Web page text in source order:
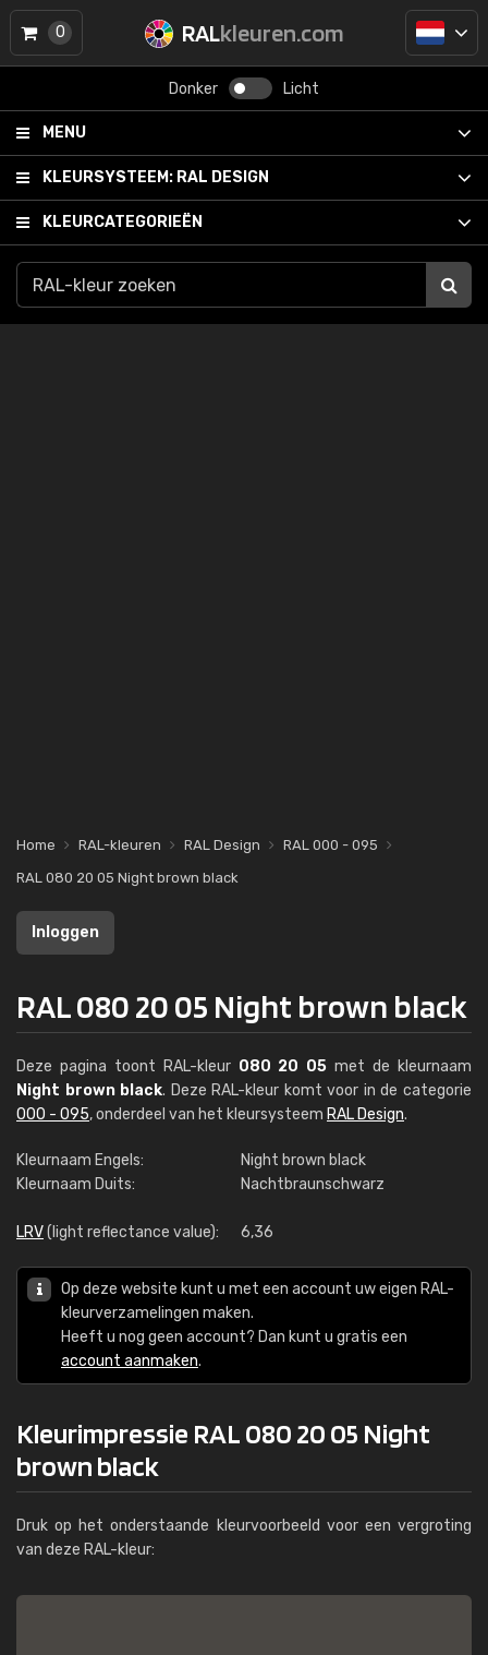
RALkleuren.com
Donker Licht
MENU
KLEURSYSTEEM: RAL DESIGN
KLEURCATEGORIEËN
0
Home RAL-kleuren RAL Design
RAL 000 - 095
RAL 080 20 05 Night brown black
Inloggen
RAL 080 20 05 Night brown black
Deze pagina toont RAL-kleur 080 20 05 met de kleurnaam
Night brown black. Deze RAL-kleur komt voor in de categorie
000 - 095, onderdeel van het kleursysteem RAL Design.
Kleurnaam Engels:
Night brown black
Kleurnaam Duits:
Nachtbraunschwarz
LRV(light reflectance value): 6,36
Op deze website kunt u met een account uw eigen RAL-
kleurverzamelingen maken.
Heeft u nog geen account? Dan kunt u gratis een
account aanmaken.
Kleurimpressie RAL 080 20 05 Night
brown black
Druk op het onderstaande kleurvoorbeeld voor een vergroting
van deze RAL-kleur: